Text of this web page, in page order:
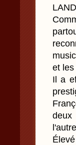
et les
Il a
deux